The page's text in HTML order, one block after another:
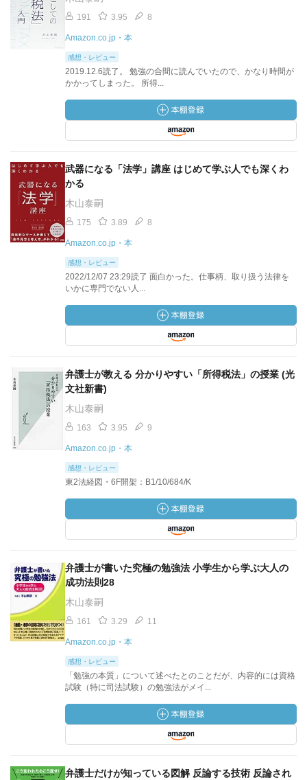
191 3.95 8
Amazon.co.jp・本
感想・レビュー
2019.12.6読了。 勉強の合間に読んでいたので、かなり時間が
かかってしまった。 所得...
武器になる「法学」講座 はじめて学ぶ人でも深くわ
かる
木山泰嗣
175 3.89 8
Amazon.co.jp・本
感想・レビュー
2022/12/07 23:29読了 面白かった。仕事柄、取り扱う法律を
いかに専門でない人...
弁護士が教える 分かりやすい「所得税法」の授業 (光
文社新書)
木山泰嗣
163 3.95 9
Amazon.co.jp・本
感想・レビュー
東2法経図・6F開架：B1/10/684/K
弁護士が書いた究極の勉強法 小学生から学ぶ大人の
成功法則28
木山泰嗣
161 3.29 11
Amazon.co.jp・本
感想・レビュー
「勉強の本質」について述べたとのことだが、内容的には資格
試験（特に司法試験）の勉強法がメイ...
弁護士だけが知っている図解 反論する技術 反論され